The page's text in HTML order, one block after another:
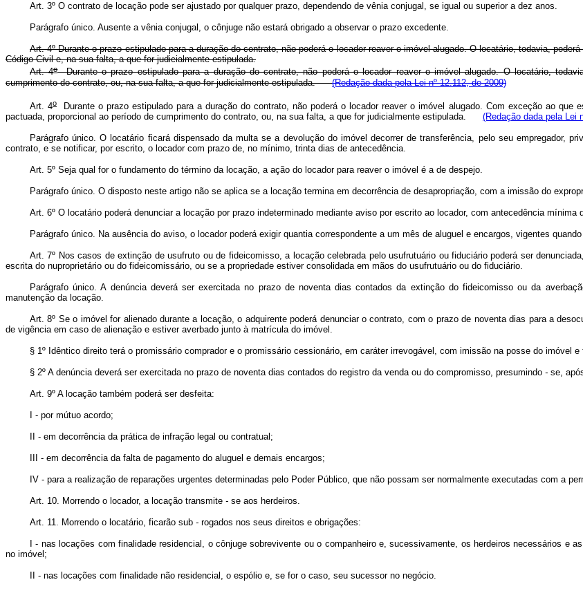
Art. 3º O contrato de locação pode ser ajustado por qualquer prazo, dependendo de vênia conjugal, se igual ou superior a dez anos.
Parágrafo único. Ausente a vênia conjugal, o cônjuge não estará obrigado a observar o prazo excedente.
Art. 4º Durante o prazo estipulado para a duração do contrato, não poderá o locador reaver o imóvel alugado. O locatário, todavia,
Código Civil e, na sua falta, a que for judicialmente estipulada.
Art. 4oDurante o prazo estipulado para a duração do contrato, não poderá o locador reaver o imóvel alugado. O locatário,
cumprimento do contrato, ou, na sua falta, a que for judicialmente estipulada.(Redação dada pela Lei nº 12.112, de 2009)
Art. 4o Durante o prazo estipulado para a duração do contrato, não poderá o locador reaver o imóvel alugado. Com exceção ao que
pactuada, proporcional ao período de cumprimento do contrato, ou, na sua falta, a que for judicialmente estipulada.
(Redação dada pela Lei
Parágrafo único. O locatário ficará dispensado da multa se a devolução do imóvel decorrer de transferência, pelo seu empregador,
contrato, e se notificar, por escrito, o locador com prazo de, no mínimo, trinta dias de antecedência.
Art. 5º Seja qual for o fundamento do término da locação, a ação do locador para reaver o imóvel é a de despejo.
Parágrafo único. O disposto neste artigo não se aplica se a locação termina em decorrência de desapropriação, com a imissão do
Art. 6º O locatário poderá denunciar a locação por prazo indeterminado mediante aviso por escrito ao locador, com antecedência mínima
Parágrafo único. Na ausência do aviso, o locador poderá exigir quantia correspondente a um mês de aluguel e encargos, vigentes
Art. 7º Nos casos de extinção de usufruto ou de fideicomisso, a locação celebrada pelo usufrutuário ou fiduciário poderá ser
escrita do nuproprietário ou do fideicomissário, ou se a propriedade estiver consolidada em mãos do usufrutuário ou do fiduciário.
Parágrafo único. A denúncia deverá ser exercitada no prazo de noventa dias contados da extinção do fideicomisso ou da
manutenção da locação.
Art. 8º Se o imóvel for alienado durante a locação, o adquirente poderá denunciar o contrato, com o prazo de noventa dias para a
de vigência em caso de alienação e estiver averbado junto à matrícula do imóvel.
§ 1º Idêntico direito terá o promissário comprador e o promissário cessionário, em caráter irrevogável, com imissão na posse do imóvel
§ 2º A denúncia deverá ser exercitada no prazo de noventa dias contados do registro da venda ou do compromisso, presumindo - se,
Art. 9º A locação também poderá ser desfeita:
I - por mútuo acordo;
II - em decorrência da prática de infração legal ou contratual;
III - em decorrência da falta de pagamento do aluguel e demais encargos;
IV - para a realização de reparações urgentes determinadas pelo Poder Público, que não possam ser normalmente executadas com a
Art. 10. Morrendo o locador, a locação transmite - se aos herdeiros.
Art. 11. Morrendo o locatário, ficarão sub - rogados nos seus direitos e obrigações:
I - nas locações com finalidade residencial, o cônjuge sobrevivente ou o companheiro e, sucessivamente, os herdeiros necessários e
no imóvel;
II - nas locações com finalidade não residencial, o espólio e, se for o caso, seu sucessor no negócio.